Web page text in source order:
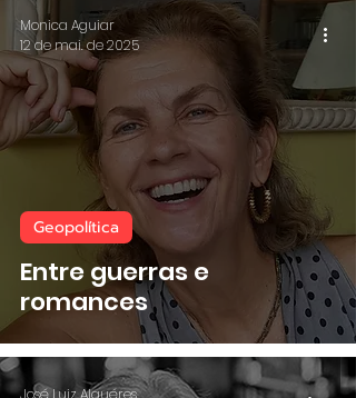
Entre guerras e
romances
Geopolítica
Monica Aguiar
12 de mai. de 2025
José Luiz Alquéres